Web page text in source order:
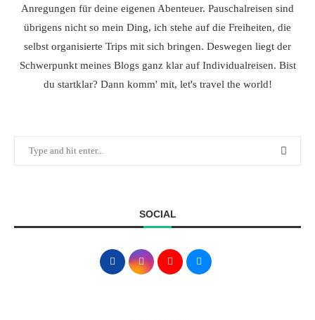
Anregungen für deine eigenen Abenteuer. Pauschalreisen sind
übrigens nicht so mein Ding, ich stehe auf die Freiheiten, die
selbst organisierte Trips mit sich bringen. Deswegen liegt der
Schwerpunkt meines Blogs ganz klar auf Individualreisen. Bist
du startklar? Dann komm' mit, let's travel the world!
SOCIAL